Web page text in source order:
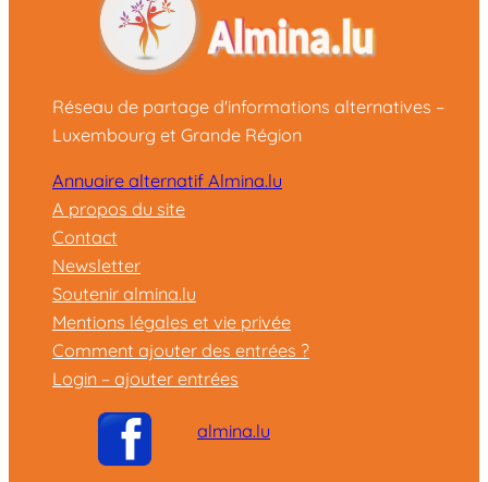
Réseau de partage d'informations alternatives –
Luxembourg et Grande Région
Annuaire alternatif Almina.lu
A propos du site
Contact
Newsletter
Soutenir almina.lu
Mentions légales et vie privée
Comment ajouter des entrées ?
Login – ajouter entrées
almina.lu